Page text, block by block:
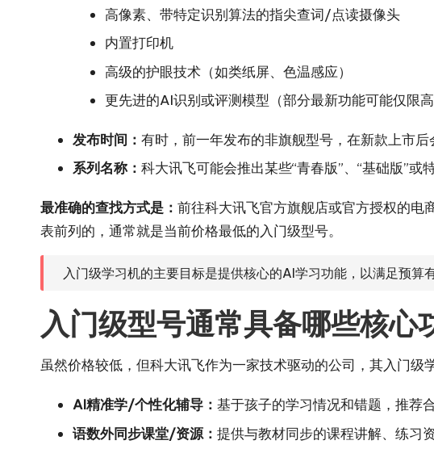
高像素、带特定识别算法的指尖查词/点读摄像头
内置打印机
高级的护眼技术（如类纸屏、色温感应）
更先进的AI识别或评测模型（部分最新功能可能仅限高
发布时间： 有时，前一年发布的非旗舰型号，在新款上市
系列名称： 科大讯飞可能会推出某些“青春版”、“基础版”或
最准确的查找方式是： 前往科大讯飞官方旗舰店或官方授权的电
表前列的，通常就是当前价格最低的入门级型号。
入门级学习机的主要目标是提供核心的AI学习功能，以满足预算
入门级型号通常具备哪些核心
虽然价格较低，但科大讯飞作为一家技术驱动的公司，其入门
AI精准学/个性化辅导： 基于孩子的学习情况和错题，推荐
语数外同步课堂/资源： 提供与教材同步的课程讲解、练习资